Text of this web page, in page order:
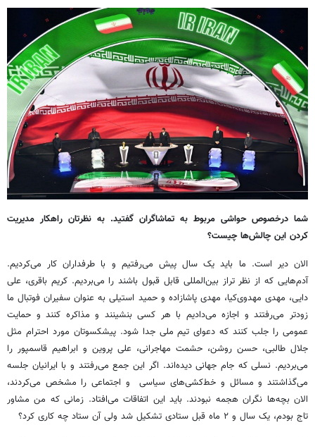
شما درخصوص حواشی مربوط به تماشاگران گفتید. به نظرتان راهکار مدیریت
کردن این چالش‌ها چیست؟
الان دیر است. ما باید یک سال پیش می‌رفتیم و با طرفداران کار می‌کردیم.
آدم‌هایی که از نظر تراز بین‌المللی قابل قبول باشند را می‌بردیم. کریم باقری، علی
دایی، مهدی مهدوی‌کیا، مهدی پاشازاده و حمید استیلی به عنوان سفیران فوتبال ما
زودتر می‌رفتند و اجازه می‌دادیم با هر کسی بنشینند و مذاکره کنند و حمایت
عمومی را جلب کنند که دعوای تیم ملی جدا شود. پیشکسوتان مورد احترام مثل
جلال طالبی، حسن روشن، حشمت مهاجرانی، علی پروین و ابراهیم قاسمپور را
می‌بردیم. نسلی که جام جهانی دیده‌اند. اگر این جمع می‌رفتند و با ایرانیان جلسه
می‌گذاشتند و مسائل و خط‌کشی‌های سیاسی و اجتماعی را مشخص می‌کردند،
الان بچه‌ها نگران هجمه نبودند. باید این اتفاقات می‌افتاد. زمانی که من مشاور
تاج بودم، یک سال و ۲ ماه قبل ستادی تشکیل شد ولی آن ستاد چه کاری کرد؟